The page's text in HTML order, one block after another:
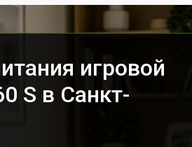
игровой
S в Санкт-